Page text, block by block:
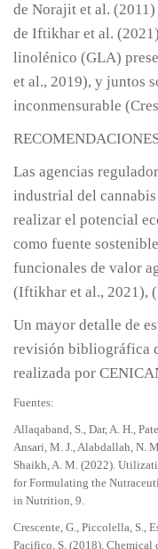
de Norajit et al.
de Iftikhar et al.
linolénico (GLA)
et al., 2019), y juntos
inconmensurable
Las agencias
industrial del
realizar el potencial
como fuente
funcionales de valor
(Iftikhar et al., 2021),
Un mayor detalle de
revisión bibliográfica
realizada por
Fuentes:
Allaqaband, S., Dar, A. H.,
Ansari, M. J., Alabdallah, N.
Shaikh, A. M. (2022).
for Formulating the
in Nutrition, 9.
Crescente, G., Piccolella, S.,
Pacifico, S. (2018).